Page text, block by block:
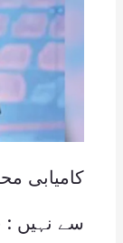
کامیابی
سے نہیں :